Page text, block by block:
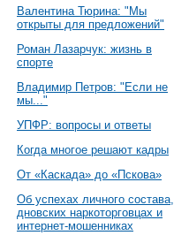
Валентина Тюрина: "Мы
открыты для предложений"
Роман Лазарчук: жизнь в
спорте
Владимир Петров: "Если не
мы..."
УПФР: вопросы и ответы
Когда многое решают кадры
От «Каскада» до «Пскова»
Об успехах личного состава,
дновских наркоторговцах и
интернет-мошенниках